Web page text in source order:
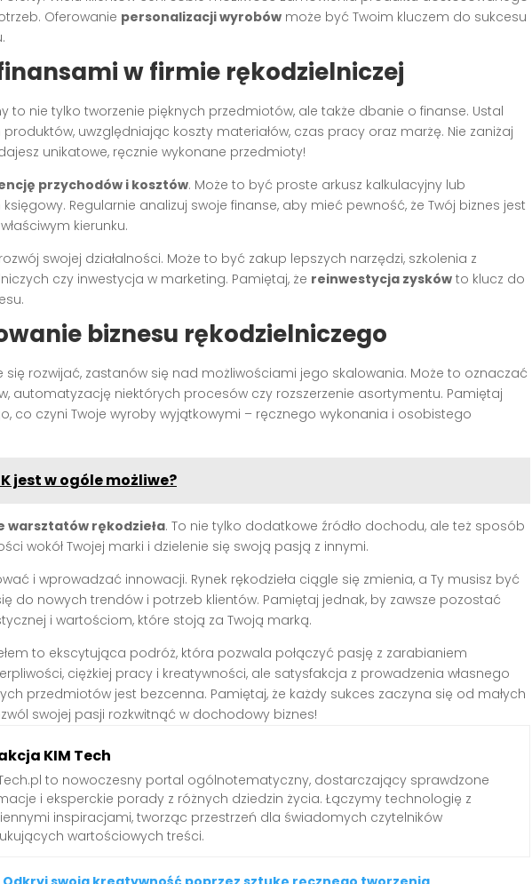
Oferowanie personalizacji wyrobów może być Twoim kluczem do sukcesu
w firmie rękodzielniczej
to nie tylko tworzenie pięknych przedmiotów, ale także dbanie o finanse. Ustal
uwzględniając koszty materiałów, czas pracy oraz marżę. Nie zaniżaj
unikatowe, ręcznie wykonane przedmioty!
przychodów i kosztów. Może to być proste arkusz kalkulacyjny lub
Regularnie analizuj swoje finanse, aby mieć pewność, że Twój biznes jest
kierunku.
swojej działalności. Może to być zakup lepszych narzędzi, szkolenia z
czy inwestycja w marketing. Pamiętaj, że reinwestycja zysków to klucz do
biznesu rękodzielniczego
się rozwijać, zastanów się nad możliwościami jego skalowania. Może to oznaczać
automatyzację niektórych procesów czy rozszerzenie asortymentu. Pamiętaj
co czyni Twoje wyroby wyjątkowymi – ręcznego wykonania i osobistego
jest w ogóle możliwe?
warsztatów rękodzieła. To nie tylko dodatkowe źródło dochodu, ale też sposób
wokół Twojej marki i dzielenie się swoją pasją z innymi.
i wprowadzać innowacji. Rynek rękodzieła ciągle się zmienia, a Ty musisz być
do nowych trendów i potrzeb klientów. Pamiętaj jednak, by zawsze pozostać
i wartościom, które stoją za Twoją marką.
to ekscytująca podróż, która pozwala połączyć pasję z zarabianiem
ciężkiej pracy i kreatywności, ale satysfakcja z prowadzenia własnego
przedmiotów jest bezcenna. Pamiętaj, że każdy sukces zaczyna się od małych
swojej pasji rozkwitnąć w dochodowy biznes!
KIM Tech
to nowoczesny portal ogólnotematyczny, dostarczający sprawdzone
i eksperckie porady z różnych dziedzin życia. Łączymy technologię z
inspiracjami, tworząc przestrzeń dla świadomych czytelników
wartościowych treści.